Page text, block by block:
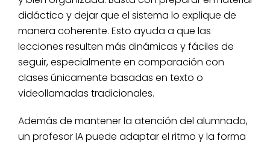
didáctico y dejar que el sistema lo explique de
manera coherente. Esto ayuda a que las
lecciones resulten más dinámicas y fáciles de
seguir, especialmente en comparación con
clases únicamente basadas en texto o
videollamadas tradicionales.
Además de mantener la atención del alumnado,
un profesor IA puede adaptar el ritmo y la forma